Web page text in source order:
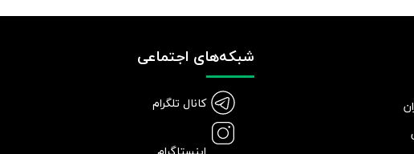
شبکه‌های اجتماعی
کانال تلگرام